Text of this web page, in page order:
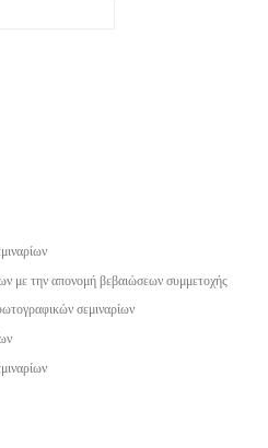
με την απονομή βεβαιώσεων συμμετοχής
σεμιναρίων